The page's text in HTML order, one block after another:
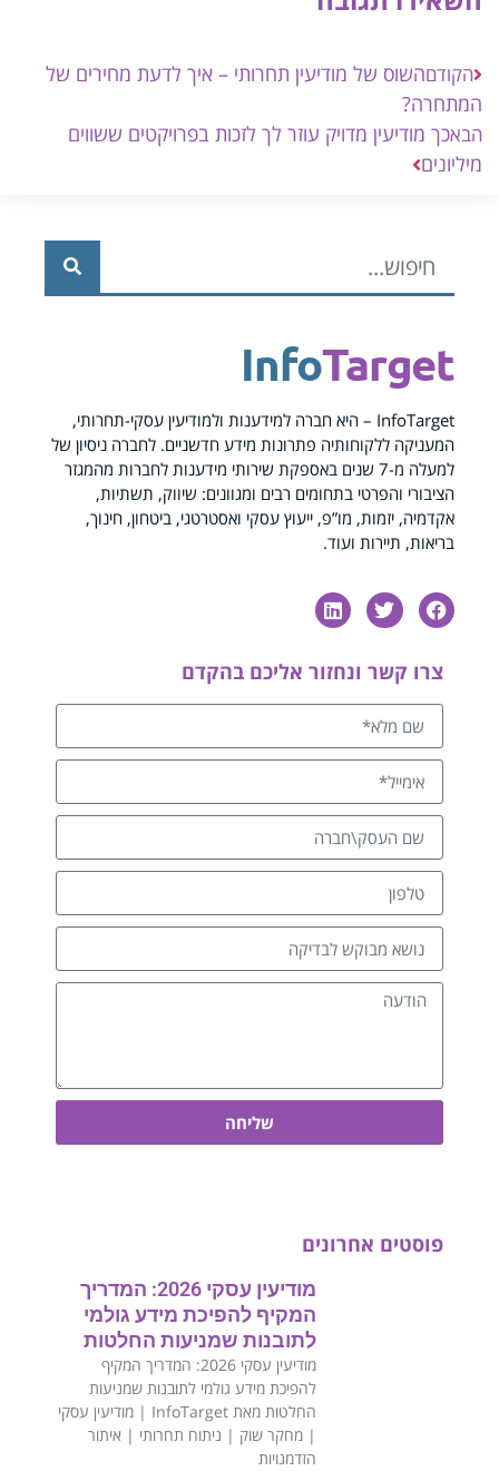
הקודםהשוס של מודיעין תחרותי – איך לדעת מחירים של
המתחרה?
הבאכך מודיעין מדויק עוזר לך לזכות בפרויקטים ששווים
מיליונים
InfoTarget
InfoTarget – היא חברה למידענות ולמודיעין עסקי-תחרותי,
המעניקה ללקוחותיה פתרונות מידע חדשניים. לחברה ניסיון של
למעלה מ-7 שנים באספקת שירותי מידענות לחברות מהמגזר
הציבורי והפרטי בתחומים רבים ומגוונים: שיווק, תשתיות,
אקדמיה, יזמות, מו”פ, ייעוץ עסקי ואסטרטגי, ביטחון, חינוך,
בריאות, תיירות ועוד.
צרו קשר ונחזור אליכם בהקדם
שליחה
פוסטים אחרונים
מודיעין עסקי 2026: המדריך
המקיף להפיכת מידע גולמי
לתובנות שמניעות החלטות
מודיעין עסקי 2026: המדריך המקיף
להפיכת מידע גולמי לתובנות שמניעות
החלטות מאת InfoTarget | מודיעין עסקי
| מחקר שוק | ניתוח תחרותי | איתור
הזדמנויות